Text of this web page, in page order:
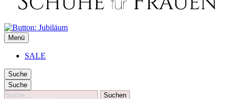
Die besten Schuhe für Frauen
Menü
SALE
Suche
Suche
Suche